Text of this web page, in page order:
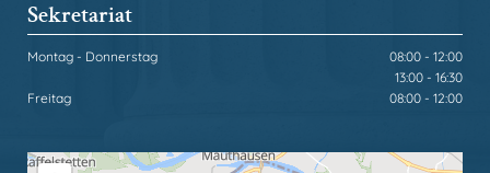
Sekretariat
Montag - Donnerstag
08:00 - 12:00
13:00 - 16:30
Freitag
08:00 - 12:00